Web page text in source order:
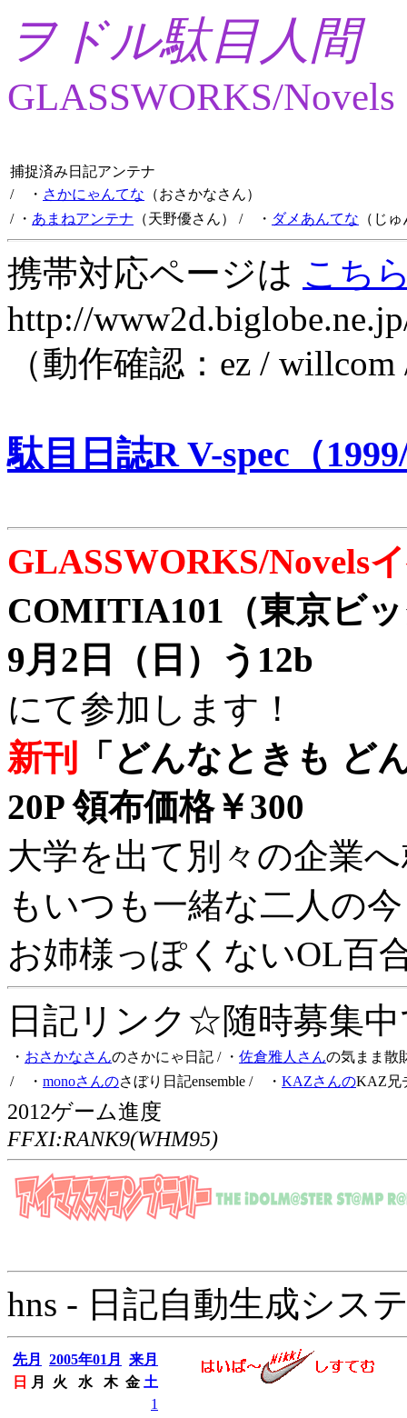
ヲドル駄目人間
GLASSWORKS/Novels
捕捉済み日記アンテナ
/ ・ さかにゃんてな （おさかなさん）
/ ・ あまねアンテナ （天野優さん） / ・ ダメあんてな （じ
携帯対応ページは こち
http://
（動作確認：ez /
駄目日誌R V-spec（
GLASSWORKS/Novels
COMITIA101（東京ビ
9月2日（日）う12b
にて参加します！
新刊
「どんなときも ど
20P 領布価格￥300
大学を出て別々の企業
もいつも一緒な二人の
お姉様っぽくないOL百
日記リンク☆随時募集
・ おさかなさんのさかにゃ日記 / ・ 佐倉雅人さんの気まま散
/ ・ monoさんのさぼり日記ensemble / ・ KAZさんのKAZ兄
2012ゲーム進度
FFXI:RANK9(WHM95)
hns - 日記自動生成シス
先月 2005年01月
来月
日
月 火 水 木 金 土
1